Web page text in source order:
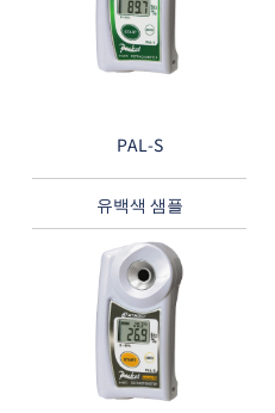
PAL-S
유백색 샘플